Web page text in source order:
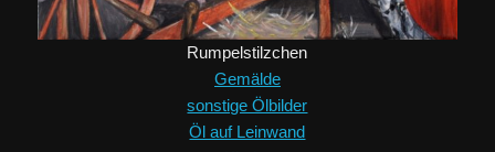
Rumpelstilzchen
Gemälde
sonstige Ölbilder
Öl auf Leinwand